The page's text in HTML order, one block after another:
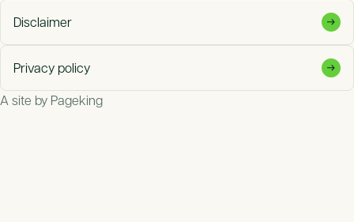
Disclaimer
Privacy policy
A site by Pageking